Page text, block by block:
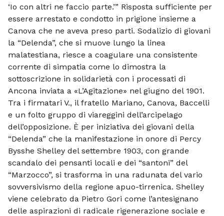
‘Io con altri ne faccio parte.’” Risposta sufficiente per
essere arrestato e condotto in prigione insieme a
Canova che ne aveva preso parti. Sodalizio di giovani
la “Delenda”, che si muove lungo la linea
malatestiana, riesce a coagulare una consistente
corrente di simpatia come lo dimostra la
sottoscrizione in solidarietà con i processati di
Ancona inviata a «L’Agitazione» nel giugno del 1901.
Tra i firmatari V., il fratello Mariano, Canova, Baccelli
e un folto gruppo di viareggini dell’arcipelago
dell’opposizione. È per iniziativa dei giovani della
“Delenda” che la manifestazione in onore di Percy
Bysshe Shelley del settembre 1903, con grande
scandalo dei pensanti locali e dei “santoni” del
“Marzocco”, si trasforma in una radunata del vario
sovversivismo della regione apuo-tirrenica. Shelley
viene celebrato da Pietro Gori come l’antesignano
delle aspirazioni di radicale rigenerazione sociale e